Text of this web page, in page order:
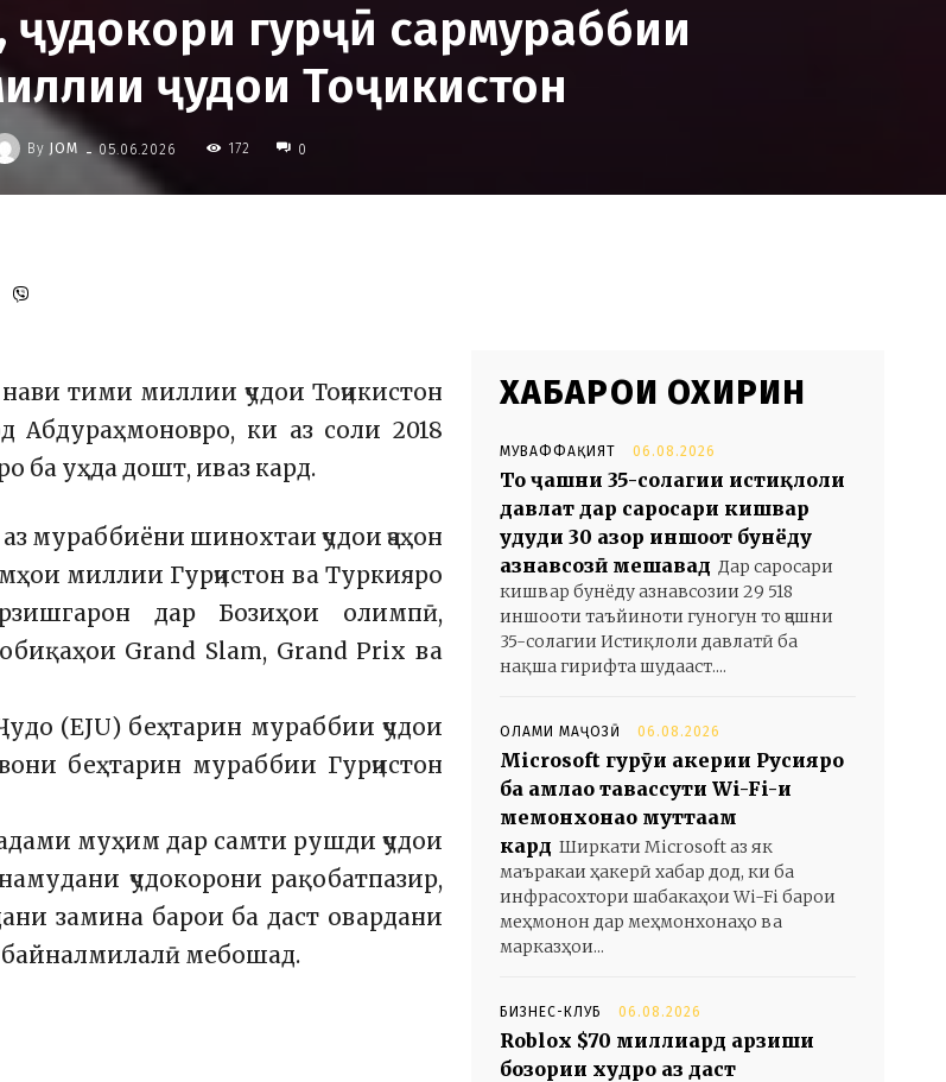
ҷудокори гурҷӣ сармураббии
ҷудои Тоҷикистон
By JOM - 05.06.2026 172 0
тими миллии ҷудои Тоҷикистон
ки аз соли 2018
ба уҳда дошт, иваз кард.
мураббиёни шинохтаи ҷудои ҷаҳон
миллии Гурҷистон ва Туркияро
дар Бозиҳои олимпӣ,
Grand Slam, Grand Prix ва
(EJU) беҳтарин мураббии ҷудои
беҳтарин мураббии Гурҷистон
муҳим дар самти рушди ҷудои
ҷудокорони рақобатпазир,
замина барои ба даст овардани
байналмилалӣ мебошад.
ХАБАРҲОИ ОХИРИН
МУВАФФАҚИЯТ 06.08.2026
То ҷашни 35-солагии истиқлоли
давлат дар саросари кишвар
ҳудуди 30 ҳазор иншоот бунёду
азнавсозӣ мешавад Дар саросари
кишвар бунёду азнавсозии 29 518
иншооти таъйиноти гуногун то ҷашни
35-солагии Истиқлоли давлатӣ ба
нақша гирифта шудааст....
ОЛАМИ МАҶОЗӢ 06.08.2026
Microsoft гурӯҳи ҳакерии Русияро
ба ҳамлаҳо тавассути Wi-Fi-и
меҳмонхонаҳо муттаҳам
кард Ширкати Microsoft аз як
маъракаи ҳакерӣ хабар дод, ки ба
инфрасохтори шабакаҳои Wi-Fi барои
меҳмонон дар меҳмонхонаҳо ва
марказҳои...
БИЗНЕС-КЛУБ 06.08.2026
Roblox $70 миллиард арзиши
бозории худро аз даст